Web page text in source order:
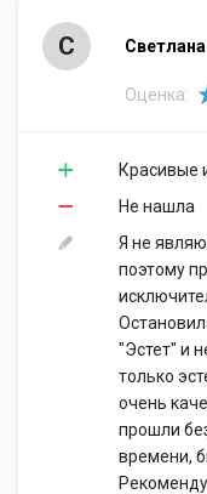
С Светлана
Оценка:
Красивые
Не нашла
Я не
поэтому
"Эстет" и
только
очень
прошли
времени,